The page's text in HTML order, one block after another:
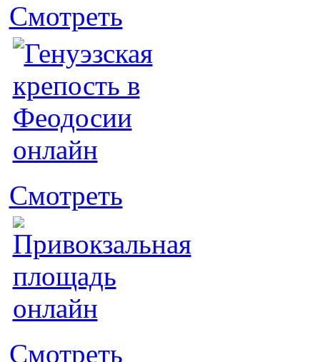
Смотреть
Смотреть
Смотреть